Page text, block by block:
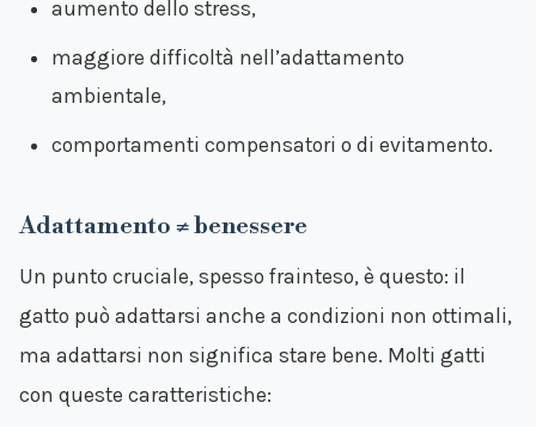
aumento dello stress,
maggiore difficoltà nell’adattamento
ambientale,
comportamenti compensatori o di evitamento.
Adattamento ≠ benessere
Un punto cruciale, spesso frainteso, è questo: il
gatto può adattarsi anche a condizioni non ottimali,
ma adattarsi non significa stare bene. Molti gatti
con queste caratteristiche: